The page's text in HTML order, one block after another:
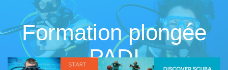
Formation plongée
PADI